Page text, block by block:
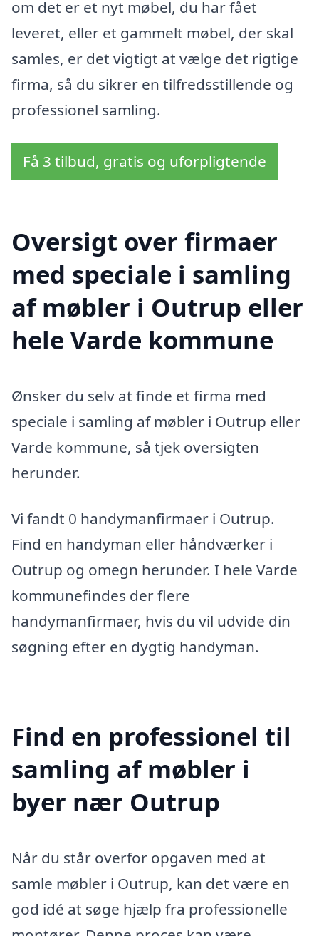
om det er et nyt møbel, du har fået
leveret, eller et gammelt møbel, der skal
samles, er det vigtigt at vælge det rigtige
firma, så du sikrer en tilfredsstillende og
professionel samling.
Få 3 tilbud, gratis og uforpligtende
Oversigt over firmaer
med speciale i samling
af møbler i Outrup eller
hele Varde kommune
Ønsker du selv at finde et firma med
speciale i samling af møbler i Outrup eller
Varde kommune, så tjek oversigten
herunder.
Vi fandt 0 handymanfirmaer i Outrup.
Find en handyman eller håndværker i
Outrup og omegn herunder. I hele Varde
kommunefindes der flere
handymanfirmaer, hvis du vil udvide din
søgning efter en dygtig handyman.
Find en professionel til
samling af møbler i
byer nær Outrup
Når du står overfor opgaven med at
samle møbler i Outrup, kan det være en
god idé at søge hjælp fra professionelle